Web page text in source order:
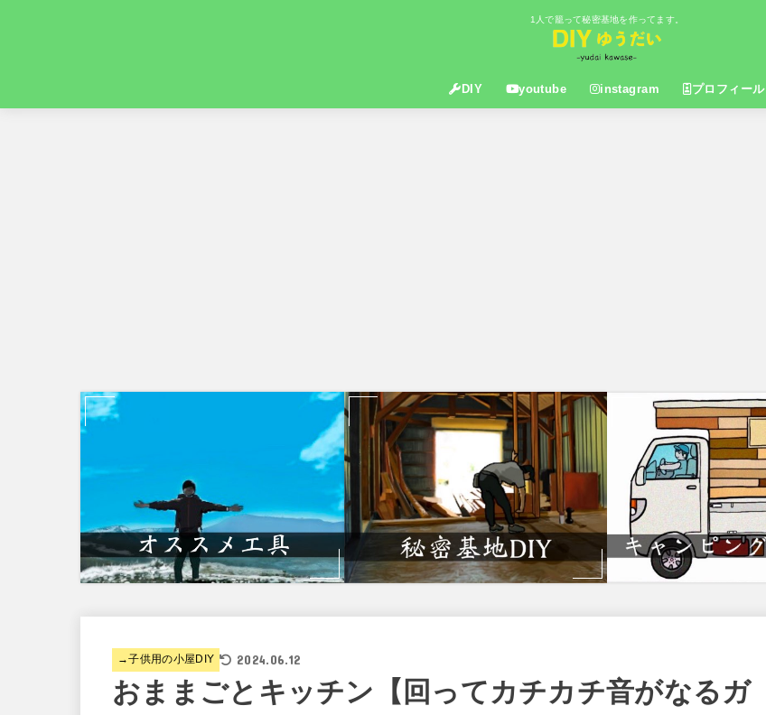
1人で籠って秘密基地を作ってます。
DIY youtube instagram プロフィール
→子供用の小屋DIY 2024.06.12
おままごとキッチン【回ってカチカチ音がなるガ